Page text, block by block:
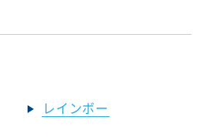
レインボー